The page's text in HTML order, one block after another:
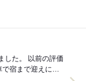
の評価